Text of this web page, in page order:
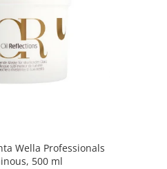
Wella Professionals
500 ml